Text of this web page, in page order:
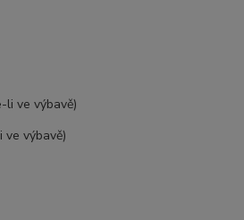
li ve výbavě)
výbavě)